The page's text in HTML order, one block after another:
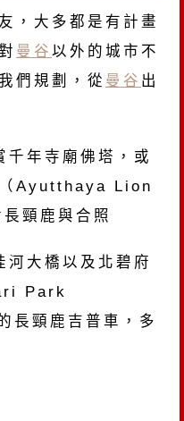
，大多都是有計畫
曼谷 以外的城市不
們規劃，從 曼谷 出
千年寺廟佛塔，或
（Ayutthaya Lion
頸鹿與合照
河大橋以及北碧府
Park
長頸鹿吉普車，多